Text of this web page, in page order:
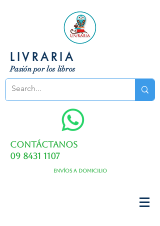
LIVRARIA
Pasión por los libros
Contáctanos
09 8431 1107
Envíos a domicilio